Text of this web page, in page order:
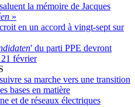
la mémoire de Jacques
»
en un accord à vingt-sept sur
' du parti PPE devront
21 février
sa marche vers une transition
bases en matière
et de réseaux électriques